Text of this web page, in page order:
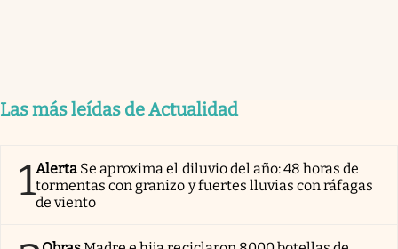
Las más leídas de Actualidad
1Alerta Se aproxima el diluvio del año: 48 horas de
tormentas con granizo y fuertes lluvias con ráfagas
de viento